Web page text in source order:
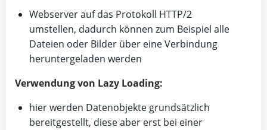
Webserver auf das Protokoll HTTP/2
umstellen, dadurch können zum Beispiel alle
Dateien oder Bilder über eine Verbindung
heruntergeladen werden
Verwendung von Lazy Loading:
hier werden Datenobjekte grundsätzlich
bereitgestellt, diese aber erst bei einer